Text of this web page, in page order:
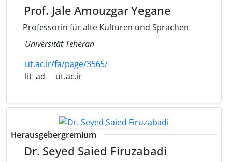
Prof. Jale Amouzgar Yegane
Professorin für alte Kulturen und Sprachen
Universität Teheran
ut.ac.ir/fa/page/3565/
lit_ad
ut.ac.ir
Herausgebergremium
Dr. Seyed Saied Firuzabadi